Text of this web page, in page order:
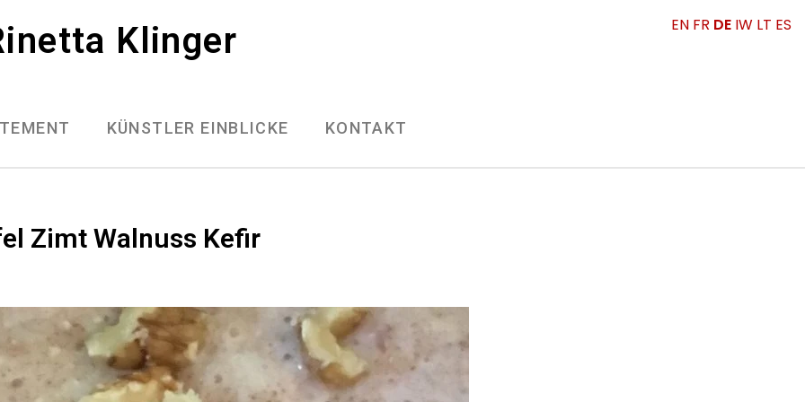
Klinger
KÜNSTLER EINBLICKE KONTAKT
Zimt Walnuss Kefir
EN FR DE IW LT ES